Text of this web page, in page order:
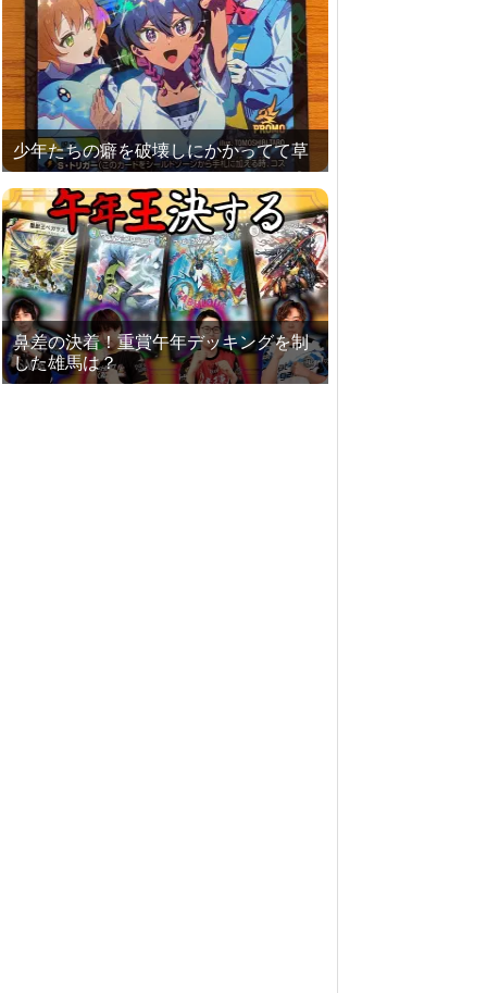
少年たちの癖を破壊しにかかってて草
鼻差の決着！重賞午年デッキングを制
した雄馬は？